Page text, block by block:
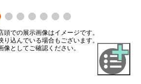
頭での展示画像はイメージです。
り込んでいる場合もございます。
像としてご確認ください。